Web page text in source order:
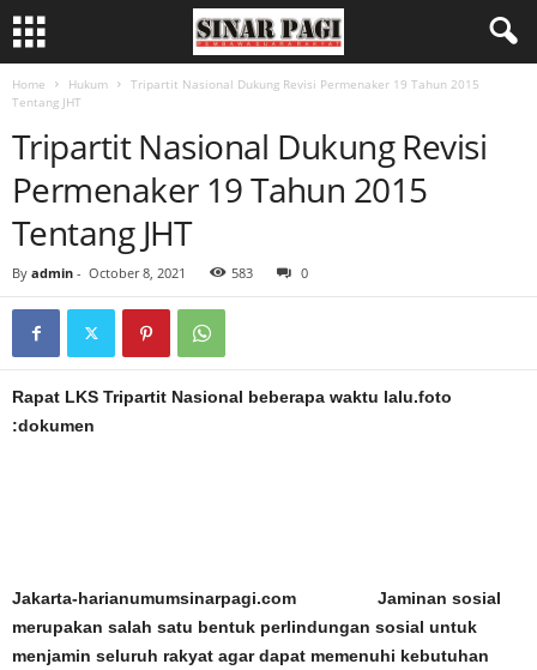
Home Hukum
Tripartit Nasional Dukung Revisi Permenaker 19 Tahun 2015
Tentang JHT
Tripartit Nasional Dukung Revisi
Permenaker 19 Tahun 2015
Tentang JHT
By admin - October 8, 2021 583 0
Rapat LKS Tripartit Nasional beberapa waktu lalu.foto
:dokumen
Jakarta-harianumumsinarpagi.com Jaminan sosial
merupakan salah satu bentuk perlindungan sosial untuk
menjamin seluruh rakyat agar dapat memenuhi kebutuhan